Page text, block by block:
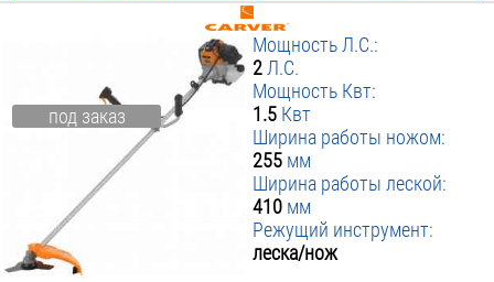
под заказ
Мощность Л.С.:
2 Л.С.
Мощность Квт:
1.5 Квт
Ширина работы ножом:
255 мм
Ширина работы леской:
410 мм
Режущий инструмент:
леска/нож